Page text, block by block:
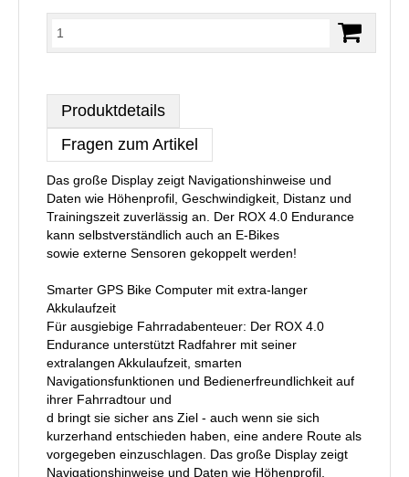
Produktdetails
Fragen zum Artikel
Das große Display zeigt Navigationshinweise und
Daten wie Höhenprofil, Geschwindigkeit, Distanz und
Trainingszeit zuverlässig an. Der ROX 4.0 Endurance
kann selbstverständlich auch an E-Bikes
sowie externe Sensoren gekoppelt werden!
Smarter GPS Bike Computer mit extra-langer
Akkulaufzeit
Für ausgiebige Fahrradabenteuer: Der ROX 4.0
Endurance unterstützt Radfahrer mit seiner
extralangen Akkulaufzeit, smarten
Navigationsfunktionen und Bedienerfreundlichkeit auf
ihrer Fahrradtour und
d bringt sie sicher ans Ziel - auch wenn sie sich
kurzerhand entschieden haben, eine andere Route als
vorgegeben einzuschlagen. Das große Display zeigt
Navigationshinweise und Daten wie Höhenprofil,